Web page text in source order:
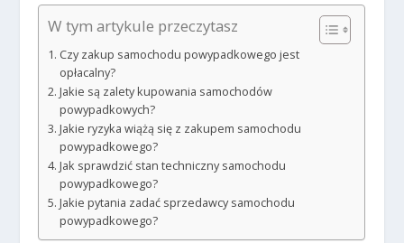
W tym artykule przeczytasz
Czy zakup samochodu powypadkowego jest
opłacalny?
Jakie są zalety kupowania samochodów
powypadkowych?
Jakie ryzyka wiążą się z zakupem samochodu
powypadkowego?
Jak sprawdzić stan techniczny samochodu
powypadkowego?
Jakie pytania zadać sprzedawcy samochodu
powypadkowego?